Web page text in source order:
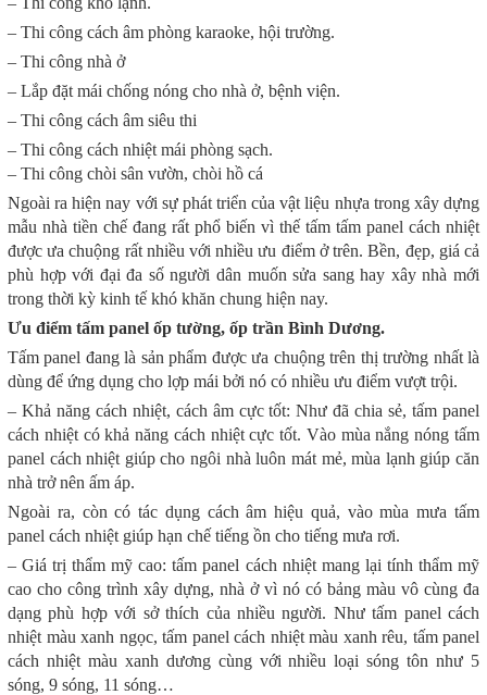
– Thi công cách âm phòng karaoke, hội trường.
– Thi công nhà ở
– Lắp đặt mái chống nóng cho nhà ở, bệnh viện.
– Thi công cách âm siêu thi
– Thi công cách nhiệt mái phòng sạch.
– Thi công chòi sân vườn, chòi hồ cá
Ngoài ra hiện nay với sự phát triển của vật liệu nhựa trong xây dựng
mẫu nhà tiền chế đang rất phổ biến vì thế tấm tấm panel cách nhiệt
được ưa chuộng rất nhiều với nhiều ưu điểm ở trên. Bền, đẹp, giá cả
phù hợp với đại đa số người dân muốn sửa sang hay xây nhà mới
trong thời kỳ kinh tế khó khăn chung hiện nay.
Ưu điểm tấm panel ốp tường, ốp trần Bình Dương.
Tấm panel đang là sản phẩm được ưa chuộng trên thị trường nhất là
dùng để ứng dụng cho lợp mái bởi nó có nhiều ưu điểm vượt trội.
– Khả năng cách nhiệt, cách âm cực tốt: Như đã chia sẻ, tấm panel
cách nhiệt có khả năng cách nhiệt cực tốt. Vào mùa nắng nóng tấm
panel cách nhiệt giúp cho ngôi nhà luôn mát mẻ, mùa lạnh giúp căn
nhà trở nên ấm áp.
Ngoài ra, còn có tác dụng cách âm hiệu quả, vào mùa mưa tấm
panel cách nhiệt giúp hạn chế tiếng ồn cho tiếng mưa rơi.
– Giá trị thẩm mỹ cao: tấm panel cách nhiệt mang lại tính thẩm mỹ
cao cho công trình xây dựng, nhà ở vì nó có bảng màu vô cùng đa
dạng phù hợp với sở thích của nhiều người. Như tấm panel cách
nhiệt màu xanh ngọc, tấm panel cách nhiệt màu xanh rêu, tấm panel
cách nhiệt màu xanh dương cùng với nhiều loại sóng tôn như 5
sóng, 9 sóng, 11 sóng…